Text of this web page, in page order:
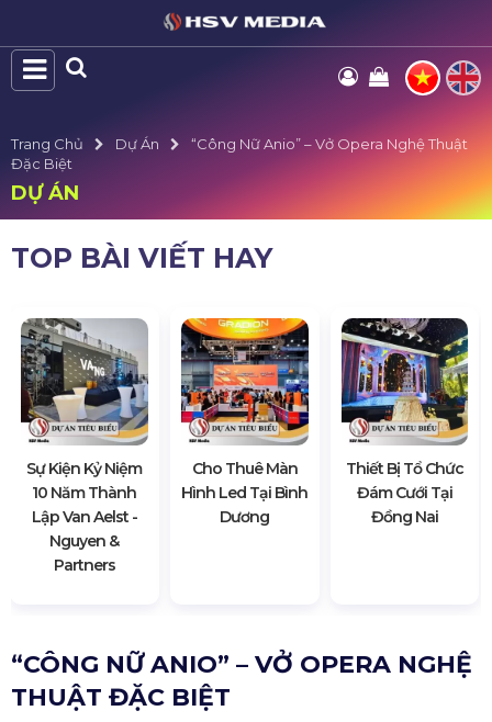
Trang Chủ Dự Án
“Công Nữ Anio” – Vở Opera Nghệ Thuật
Đặc Biệt
DỰ ÁN
TOP BÀI VIẾT HAY
Sự Kiện Kỷ Niệm
10 Năm Thành
Lập Van Aelst -
Nguyen &
Partners
Cho Thuê Màn
Hình Led Tại Bình
Dương
Thiết Bị Tổ Chức
Đám Cưới Tại
Đồng Nai
“CÔNG NỮ ANIO” – VỞ OPERA NGHỆ
THUẬT ĐẶC BIỆT